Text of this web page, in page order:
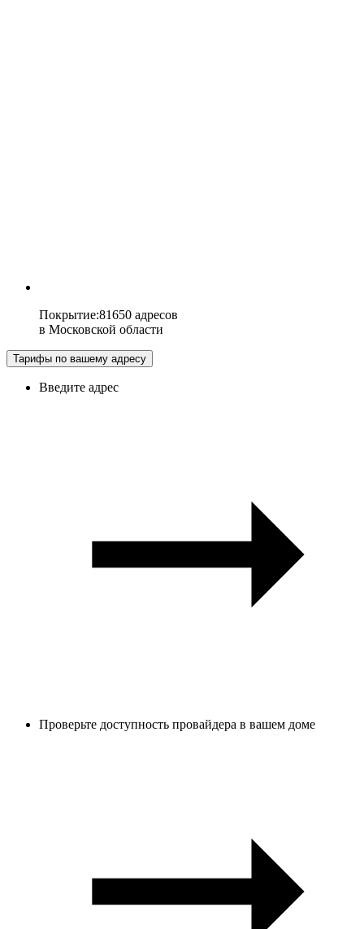
Покрытие:81650 адресов
в Московской области
Тарифы по вашему адресу
Введите адрес
Проверьте доступность провайдера в вашем доме